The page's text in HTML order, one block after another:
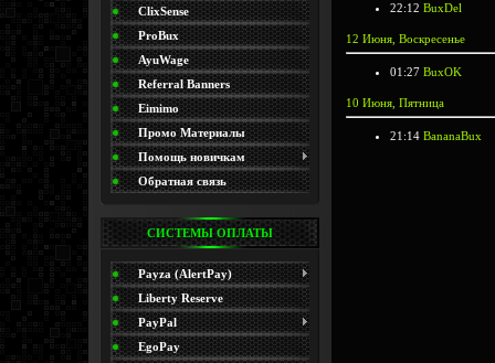
ClixSense
ProBux
AyuWage
Referral Banners
Eimimo
Промо Материалы
(Promo)Помощь новичкам
Обратная связь
СИСТЕМЫ ОПЛАТЫ
Payza (AlertPay)
Liberty Reserve
PayPal
EgoPay
22:12 BuxDel
12 Июня, Воскресенье
01:27 BuxOK
10 Июня, Пятница
21:14 BananaBux